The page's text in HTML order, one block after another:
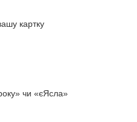
картку
чи «єЯсла»